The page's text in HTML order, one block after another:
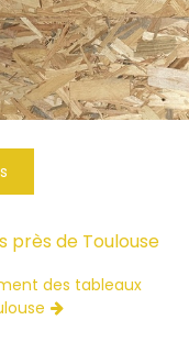
près de Toulouse
des tableaux